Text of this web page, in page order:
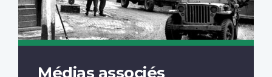
Médias associés